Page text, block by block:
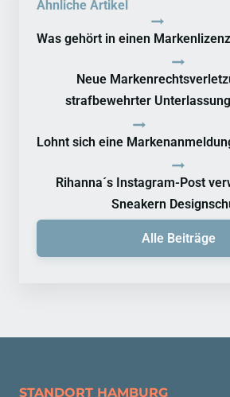
Ähnliche Artikel
Was gehört in einen
Neue
strafbewehrter
Lohnt sich eine
Rihanna´s Instagram-Post
Sneakern
Alle Beiträge
STANDORT HAMBURG